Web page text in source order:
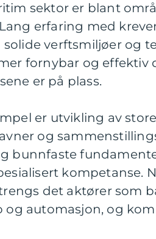
sektor er blant
erfaring med
verftsmiljøer og
fornybar og effektiv
er på plass.
er utvikling av
og
bunnfaste
kompetanse.
det aktører som
og automasjon, og